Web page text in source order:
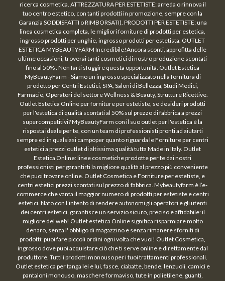
ricerca cosmetica. ATTREZZATURA PER ESTETISTE: arreda o rinnova il
tuo centro estetico, con tanti prodotti in promozione, sempre con la
Garanzia SODDISFATTI o RIMBORSATI). PRODOTTI PER ESTETISTE: una
linea cosmetica completa, le migliori forniture di prodotti per estetica,
ingrosso prodotti per unghie, ingrosso prodotti per estetista. OUTLET
ESTETICA MYBEAUTYFARM Incredibile!Ancora sconti, approfitta delle
ultime occasioni, troverai tanti cosmetici di nostro produzione scontati
fino al 50% . Non farti sfuggire questa opportunità. Outlet Estetica
MyBeautyFarm - Siamo un ingrosso specializzato nella fornitura di
prodotto per Centri Estetici, SPA, Saloni di Bellezza, Studi Medici,
Farmacie, Operatori del settore Wellness & Beauty, Strutture Ricettive.
Outlet Estetica Online per forniture per estetiste, se desideri prodotti
per l'estetica di qualità scontati al 50% sul prezzo di fabbrica a prezzi
supercompetitivi? MyBeautyFarm con il suo outlet per l'estetica è la
risposta ideale per te, con un team di professionisti pronti ad aiutarti
sempre ed in qualsiasi campoper quanto riguarda le Forniture per centri
estetici a prezzi outlet di altissima qualità tutta Made in Italy. Outlet
Estetica Online: linee cosmetiche prodotte per te dai nostri
professionisti per garantirti la migliore qualità al prezzo più conveniente
che puoi trovare online. Outlet Cosmetica e Forniture per estetiste, e
centri estetici prezzi scontati sul prezzo di fabbrica. Mybeautyfarm è l’e-
commerce che vanta il maggior numero di prodotti per estetiste e centri
estetici. Nato con l’intento di rendere autonomi gli operatori e gli utenti
dei centri estetici, garantisce un servizio sicuro, preciso e affidabile: il
migliore del web! Outlet estetica Online significa risparmiare molto
denaro, senza l' obbligo di magazzino e senza rimanere sforniti di
prodotti: puoi fare piccoli ordini ogni volta che vuoi! Outlet Cosmetica,
ingrosso dove puoi acquistare ciò che ti serve online e direttamente dal
produttore. Tutti i prodotti monouso per i tuoi trattamenti professionali.
Outlet estetica per tanga lei e lui, fasce, ciabatte, bende, lenzuoli, camici e
pantaloni monouso, maschere formaviso, tute in polietilene, guanti,